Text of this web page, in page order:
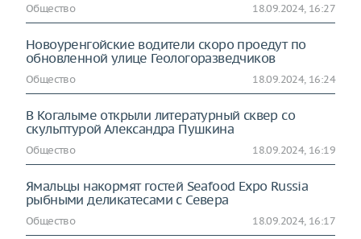
Общество 18.09.2024, 16:27
Новоуренгойские водители скоро проедут по
обновленной улице Геологоразведчиков
Общество 18.09.2024, 16:24
В Когалыме открыли литературный сквер со
скульптурой Александра Пушкина
Общество 18.09.2024, 16:19
Ямальцы накормят гостей Seafood Expo Russia
рыбными деликатесами с Севера
Общество 18.09.2024, 16:17